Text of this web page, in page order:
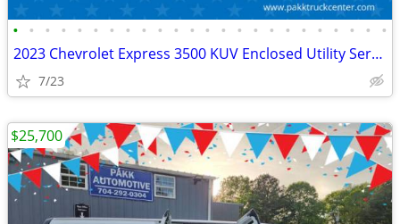
• • • • • • • • • • • • • • • • • • • • • • • •
2023 Chevrolet Express 3500 KUV Enclosed Utility Service Plumber Truck
7/23
$25,700